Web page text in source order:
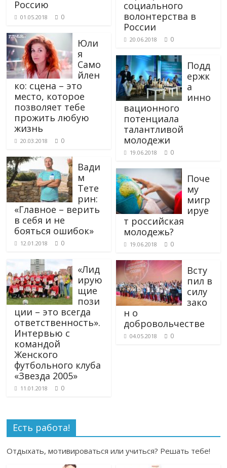
Россию
01.05.2018 0
Юли
я
Само
йлен
ко: сцена – это
место, которое
позволяет тебе
прожить любую
жизнь
20.03.2018 0
Вади
м
Тете
рин:
«Главное – верить
в себя и не
бояться ошибок»
12.01.2018 0
«Лид
ирую
щие
пози
ции – это всегда
ответственность».
Интервью с
командой
Женского
футбольного клуба
«Звезда 2005»
11.01.2018 0
социального
волонтерства в
России
20.06.2018 0
Подд
ержк
а
инно
вационного
потенциала
талантливой
молодежи
19.06.2018 0
Поче
му
мигр
ируе
т российская
молодежь?
19.06.2018 0
Всту
пил в
силу
зако
н о
добровольчестве
04.05.2018 0
Есть работа!
Отдыхать, мотивироваться или учиться? Решать тебе!